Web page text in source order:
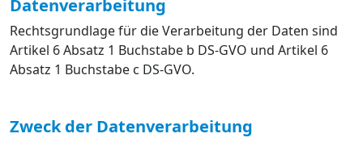
Datenverarbeitung
Rechtsgrundlage für die Verarbeitung der Daten sind
Artikel 6 Absatz 1 Buchstabe b DS-GVO und Artikel 6
Absatz 1 Buchstabe c DS-GVO.
Zweck der Datenverarbeitung